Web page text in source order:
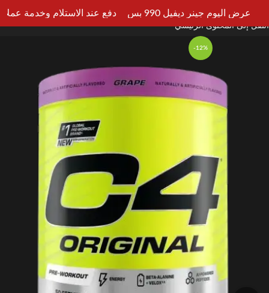
انتقل إلى التنقل
انتقل إلى المحتوى الرئيسي
-12%
عرض اليوم جينر ديفيل 990 بس دفع عند الاستلام وخدمة عملاء